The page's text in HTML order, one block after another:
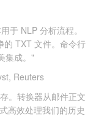
于 NLP 分析流程。
的 TXT 文件。命令行
集成。"
Reuters
。转换器从邮件正文
高效处理我们的历史